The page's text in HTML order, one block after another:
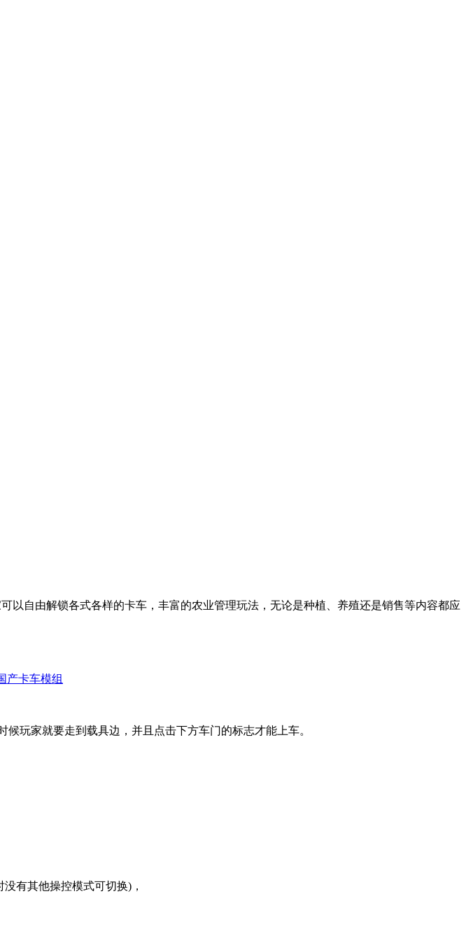
以自由解锁各式各样的卡车，丰富的农业管理玩法，无论是种植、养殖还是销售等内容都应
玩家就要走到载具边，并且点击下方车门的标志才能上车。
有其他操控模式可切换)，